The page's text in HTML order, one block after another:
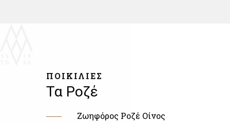
ΠΟΙΚΙΛΙΕΣ
Τα Ροζέ
Ζωηφόρος Ροζέ Οίνος